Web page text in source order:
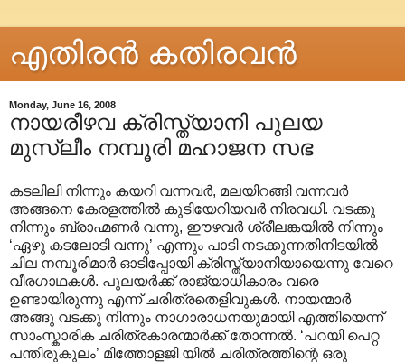
എതിരന്‍ കതിരവന്‍
Monday, June 16, 2008
നായരീഴവ ക്രിസ്ത്യാനി പുലയ
മുസ്ലീം നമ്പൂരി മഹാജന സഭ
കടലിലി നിന്നും കയറി വന്നവര്‍, മലയിറങ്ങി വന്നവര്‍
അങ്ങനെ കേരളത്തില്‍ കുടിയേറിയവര്‍ നിരവധി. വടക്കു
നിന്നും ബ്രാഹ്മണര്‍ വന്നു, ഈഴവര്‍ ശ്രീലങ്കയില്‍ നിന്നും
‘ഏഴു കടലോടി വന്നു’ എന്നും പാടി നടക്കുന്നതിനിടയില്‍
ചില നമ്പൂരിമാര്‍ ഓടിപ്പോയി ക്രിസ്ത്യാനിയായെന്നു വേറെ
വീരഗാഥകള്‍. പുലയര്‍ക്ക് രാജ്യാധികാരം വരെ
ഉണ്ടായിരുന്നു എന്ന് ചരിത്രതെളിവുകള്‍. നായന്മാര്‍
അങ്ങു വടക്കു നിന്നും നാഗാരാധനയുമായി എത്തിയെന്ന്
സാംസ്കാരിക ചരിത്രകാരന്മാര്‍ക്ക് തോന്നല്‍. ‘പറയി പെറ്റ
പന്തിരുകുലം’ മിത്തോളജി യില്‍ ചരിത്രത്തിന്റെ ഒരു